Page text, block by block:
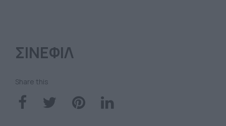
ΣΙΝΕΦΙΛ
Share this